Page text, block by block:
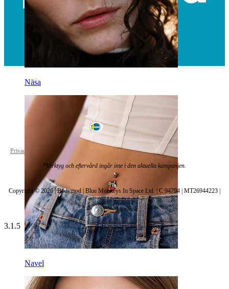
Näsa
Navel
Sweden
Privacy policy Cookie settings
*Verktyg och eftervård ingår inte i den aktuella kampanjen.
Copyright © 2026 | Bodymod | Blue Monkeys In Space Ltd. | C 94794 | MT26944223 |
3.1.5